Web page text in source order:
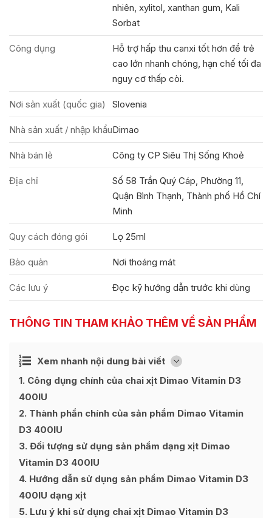
nhiên, xylitol, xanthan gum, Kali
Sorbat
Công dụng
Hỗ trợ hấp thu canxi tốt hơn để trẻ
cao lớn nhanh chóng, hạn chế tối đa
nguy cơ thấp còi.
Nơi sản xuất (quốc gia) Slovenia
Nhà sản xuất / nhập khẩuDimao
Nhà bán lẻ Công ty CP Siêu Thị Sống Khoẻ
Địa chỉ
Số 58 Trần Quý Cáp, Phường 11,
Quận Bình Thạnh, Thành phố Hồ Chí
Minh
Quy cách đóng gói Lọ 25ml
Bảo quản Nơi thoáng mát
Các lưu ý Đọc kỹ hướng dẫn trước khi dùng
THÔNG TIN THAM KHẢO THÊM VỀ SẢN PHẨM
Xem nhanh nội dung bài viết [
Ẩn
1 Công dụng chính của chai xịt Dimao Vitamin D3
400IU
2 Thành phần chính của sản phẩm Dimao Vitamin
D3 400IU
3 Đối tượng sử dụng sản phẩm dạng xịt Dimao
Vitamin D3 400IU
4 Hướng dẫn sử dụng sản phẩm Dimao Vitamin D3
400IU dạng xịt
5 Lưu ý khi sử dụng chai xịt Dimao Vitamin D3